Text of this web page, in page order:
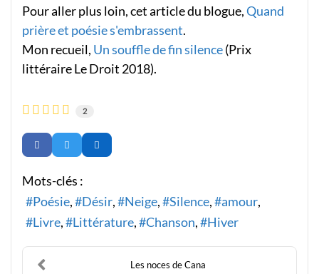
Pour aller plus loin, cet article du blogue,Quand
prière et poésie s'embrassent.
Mon recueil, Un souffle de fin silence(Prix
littéraire Le Droit 2018).
2
Mots-clés :
Poésie
Désir Neige Silence
amour
Livre
Littérature Chanson Hiver
Les noces de Cana